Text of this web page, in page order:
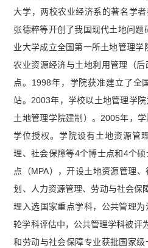
大学，两校农业经济系的著名学者
张德粹等开创了我国现代土地问
业大学成立全国第一所土地管理
农业资源经济与土地利用管理（
点。1998年，学院获准建立了全
站。2003年，学校以土地管理学
土地管理学院建制）。2005年，
学位授权。学院设有土地资源管
理、社会保障等4个博士点和4个
点（MPA），开设土地资源管理
划、人力资源管理、劳动与社会保
理入选国家重点学科，公共管理
轮学科评估中，公共管理学科被评
和劳动与社会保障专业获批国家